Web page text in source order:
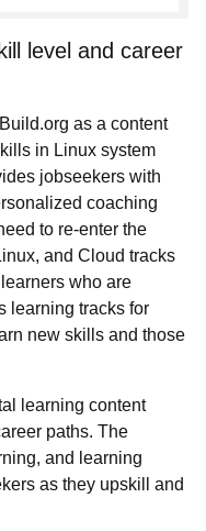
level and career
as a content
in Linux system
jobseekers with
coaching
to re-enter the
and Cloud tracks
who are
learning tracks for
new skills and those
learning content
paths. The
and learning
as they upskill and